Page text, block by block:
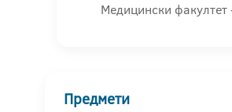
Медицински факултет
Предмети